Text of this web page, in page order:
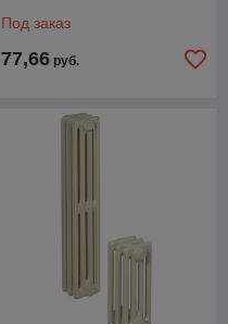
Под заказ
77,66 руб.